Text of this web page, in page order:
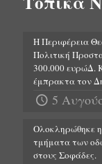
Η Περιφέρεια
Πολιτική
300.000 ευρώΔ.
έμπρακτα τον
5
Ολοκληρώθηκε
τμήματα των
στους Σοφάδες.